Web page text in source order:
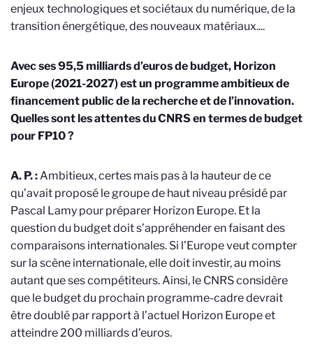
enjeux technologiques et sociétaux du numérique, de la
transition énergétique, des nouveaux matériaux....
Avec ses 95,5 milliards d’euros de budget, Horizon
Europe (2021-2027) est un programme ambitieux de
financement public de la recherche et de l’innovation.
Quelles sont les attentes du CNRS en termes de budget
pour FP10 ?
A. P. :Ambitieux, certes mais pas à la hauteur de ce
qu’avait proposé le groupe de haut niveau présidé par
Pascal Lamy pour préparer Horizon Europe. Et la
question du budget doit s’appréhender en faisant des
comparaisons internationales. Si l’Europe veut compter
sur la scène internationale, elle doit investir, au moins
autant que ses compétiteurs. Ainsi, le CNRS considère
que le budget du prochain programme-cadre devrait
être doublé par rapport à l’actuel Horizon Europe et
atteindre 200 milliards d’euros.